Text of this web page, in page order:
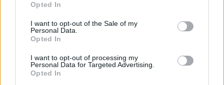
use your data for below specified purposes in below Google
consent section.
Opted In
I want to opt-out of the Sale of my
Personal Data.
Opted In
I want to opt-out of processing my
Personal Data for Targeted Advertising.
Opted In